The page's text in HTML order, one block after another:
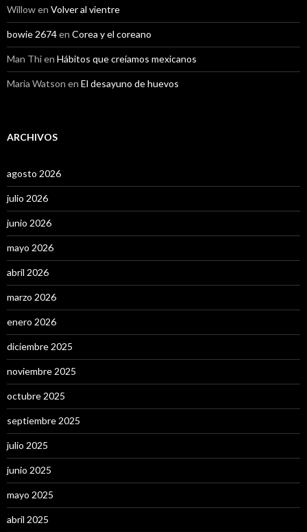
Willowen Volver al vientre
bowie 2674en Corea y el coreano
Man Thien Hábitos que creíamos mexicanos
Maria Watson en El desayuno de huevos
ARCHIVOS
agosto 2026
julio 2026
junio 2026
mayo 2026
abril 2026
marzo 2026
enero 2026
diciembre 2025
noviembre 2025
octubre 2025
septiembre 2025
julio 2025
junio 2025
mayo 2025
abril 2025